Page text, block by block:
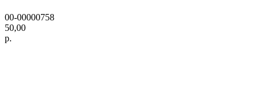
00-00000758
50,00
р.